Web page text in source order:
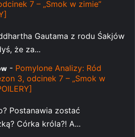
7 – „Smok w zimie”
Gautama z rodu Śakjów
że za...
- Pomylone Analizy: Ród
3, odcinek 7 – „Smok w
Postanawia zostać
Córka króla?! A...